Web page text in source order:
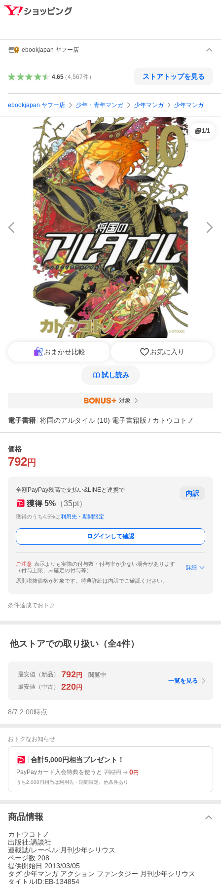
ebookjapan ヤフー店
4.65（4,567件） ストアトップを見る
ebookjapan ヤフー店 少年・青年マンガ 少年マンガ 少年マンガ
1/1
おまかせ比較 お気に入り
試し読み
対象
電子書籍 将国のアルタイル (10) 電子書籍版 / カトウコトノ
価格
792 円
全額PayPay残高で支払い&LINEと連携で
獲得 5% （35pt）
獲得のうち4.5%は利用先・期間限定
内訳
ログインして確認
ご注意 表示よりも実際の付与数・付与率が少ない場合があります
（付与上限、未確定の付与等）
詳細
原則税抜価格が対象です。特典詳細は内訳でご確認ください。
条件達成でおトク
他ストアでの取り扱い（全4件）
最安値 （新品） 792円
閲覧中
最安値 （中古） 220円
一覧を見る
8/7 2:00時点
おトクなお知らせ
合計5,000円相当プレゼント！
PayPayカード入会特典を使うと 792円 0円
うち2,000円相当は利用先・期間限定。他条件あり
商品情報
カトウコトノ
出版社:講談社
連載誌/レーベル:月刊少年シリウス
ページ数:208
提供開始日:2013/03/05
タグ:少年マンガ アクション ファンタジー 月刊少年シリウス
タイトルID:EB-134854